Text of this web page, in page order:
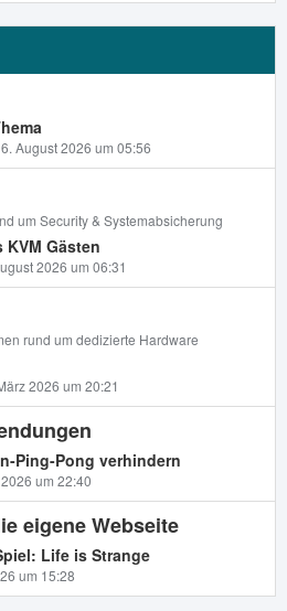
6. August 2026 um 05:56
um Security & Systemabsicherung
Gästen
2026 um 06:31
rund um dedizierte Hardware
2026 um 20:21
Ping-Pong verhindern
um 22:40
eigene Webseite
Life is Strange
um 15:28